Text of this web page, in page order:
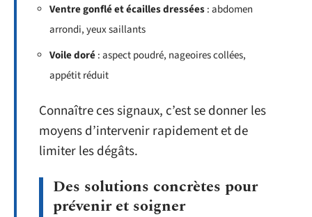
Ventre gonflé et écailles dressées: abdomen
arrondi, yeux saillants
Voile doré: aspect poudré, nageoires collées,
appétit réduit
Connaître ces signaux, c’est se donner les
moyens d’intervenir rapidement et de
limiter les dégâts.
Des solutions concrètes pour
prévenir et soigner